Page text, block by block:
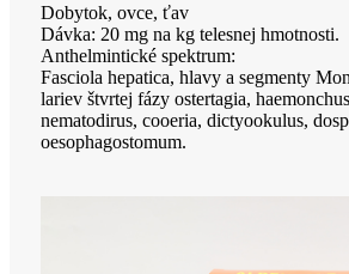
Dobytok, ovce, ťav
Dávka: 20 mg na kg telesnej hmotnosti.
Anthelmintické spektrum:
Fasciola hepatica, hlavy a segmenty
lariev štvrtej fázy ostertagia,
nematodirus, cooeria, dictyookulus,
oesophagostomum.